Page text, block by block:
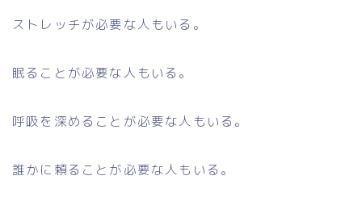
ストレッチが必要な人もいる。
眠ることが必要な人もいる。
呼吸を深めることが必要な人もいる。
誰かに頼ることが必要な人もいる。